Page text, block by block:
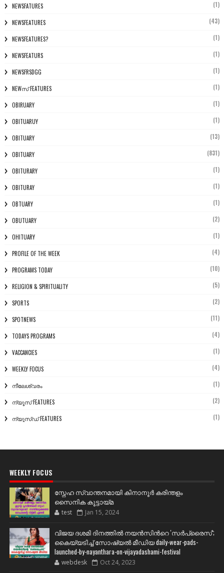
NEWSFATURES (1)
NEWSFEATURES (43)
NEWSFEATURES? (1)
NEWSFEATURS (1)
NEWSFRSDGG (1)
NEWസ് FEATURES (1)
OBIRUARY (1)
OBITUARUY (1)
OBITUARY (13)
OBITUARY (831)
OBITURARY (1)
OBITURAY (1)
OBTUARY (1)
OBUTUARY (2)
OHITUARY (1)
PROFILE OF THE WEEK (4)
PROGRAMS TODAY (10)
RELIGION & SPIRITUALITY (5)
SPORTS (2)
SPOTNEWS (11)
TODAYS PROGRAMS (4)
VACCANCIES (1)
WEEKLY FOCUS (4)
നീലേശ്വരം (1)
ന്യൂസ് FEATURES (2)
ന്യൂസ്ഡ് FEATURES (1)
WEEKLY FOCUS
സ്നേഹ സ്വാന്തനമായി കിനാനൂർ കരിന്തളം
സൈനിക കൂട്ടായ്മ
test Jan 15, 2024
വിജയ ദശമി ദിനത്തില്‍ നയന്‍സിന്‍റെ 'സര്‍പ്രൈസ്';
കൈയ്യടിച്ച് സോഷ്യല്‍ മീഡിയ daily-wear-pads-
launched-by-nayanthara-on-vijayadashami-festival
webdesk Oct 24, 2023